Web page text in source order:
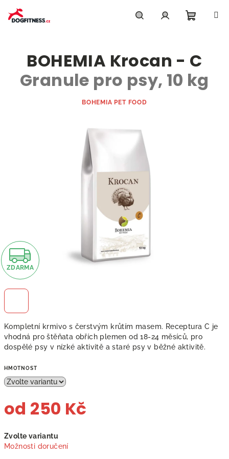
obsah
košík
Kompletní krmivo s čerstvým krůtím masem. Receptura C je
vhodná pro štěňata obřích plemen od 18-24 měsíců, pro
dospělé psy v nízké aktivitě a staré psy v běžné aktivitě.
HMOTNOST
od 250 Kč
cena:
Zvolte variantu
Možnosti doručení
BOHEMIA Krocan - C
Granule pro psy, 10 kg
BOHEMIA PET FOOD
Z
D
R
M
A
ZDARMA